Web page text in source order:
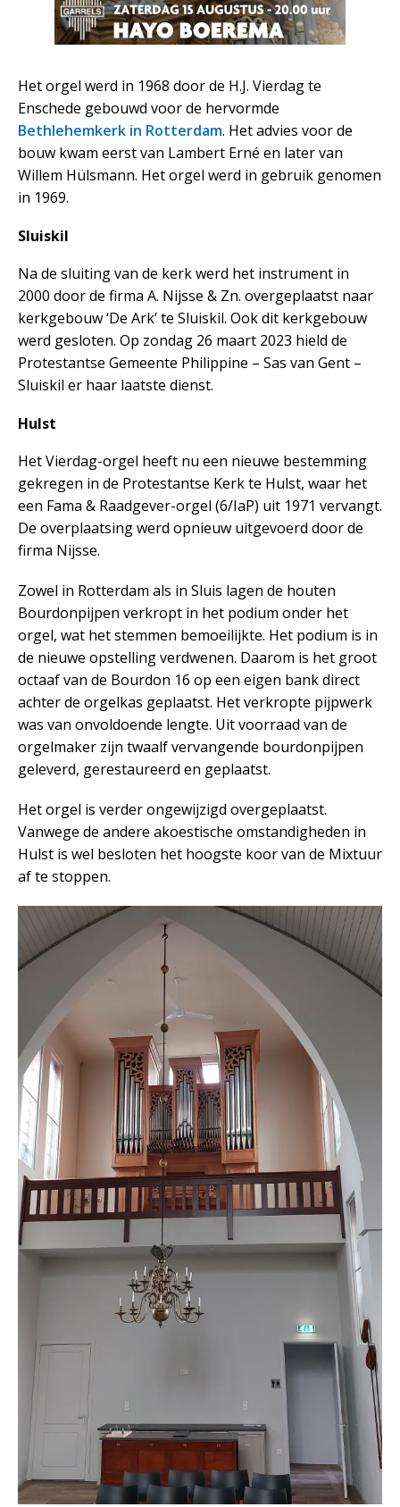
Het orgel werd in 1968 door de H.J. Vierdag te
Enschede gebouwd voor de hervormde
Bethlehemkerk in Rotterdam. Het advies voor de
bouw kwam eerst van Lambert Erné en later van
Willem Hülsmann. Het orgel werd in gebruik genomen
in 1969.
Sluiskil
Na de sluiting van de kerk werd het instrument in
2000 door de firma A. Nijsse & Zn. overgeplaatst naar
kerkgebouw ‘De Ark’ te Sluiskil. Ook dit kerkgebouw
werd gesloten. Op zondag 26 maart 2023 hield de
Protestantse Gemeente Philippine – Sas van Gent –
Sluiskil er haar laatste dienst.
Hulst
Het Vierdag-orgel heeft nu een nieuwe bestemming
gekregen in de Protestantse Kerk te Hulst, waar het
een Fama & Raadgever-orgel (6/IaP) uit 1971 vervangt.
De overplaatsing werd opnieuw uitgevoerd door de
firma Nijsse.
Zowel in Rotterdam als in Sluis lagen de houten
Bourdonpijpen verkropt in het podium onder het
orgel, wat het stemmen bemoeilijkte. Het podium is in
de nieuwe opstelling verdwenen. Daarom is het groot
octaaf van de Bourdon 16 op een eigen bank direct
achter de orgelkas geplaatst. Het verkropte pijpwerk
was van onvoldoende lengte. Uit voorraad van de
orgelmaker zijn twaalf vervangende bourdonpijpen
geleverd, gerestaureerd en geplaatst.
Het orgel is verder ongewijzigd overgeplaatst.
Vanwege de andere akoestische omstandigheden in
Hulst is wel besloten het hoogste koor van de Mixtuur
af te stoppen.